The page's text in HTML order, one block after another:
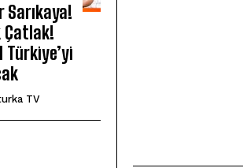
Sarıkaya!
Çatlak!
TV